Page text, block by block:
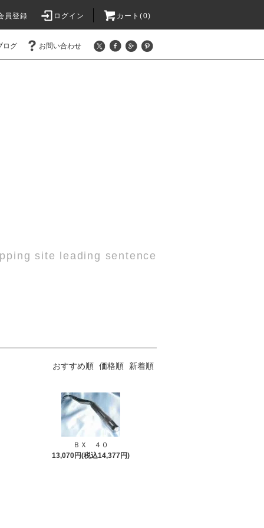
員登録 ログイン カート(0)
ログ お問い合わせ
site leading sentence
おすすめ順 価格順 新着順
ＢＸ ４０
13,070円(税込14,377円)